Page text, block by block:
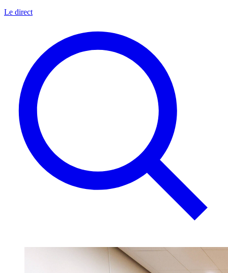
Le direct